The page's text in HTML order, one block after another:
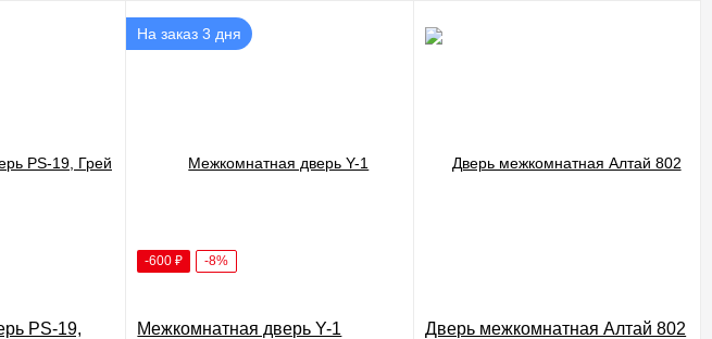
PS-19,
На заказ 3 дня
-600₽ -8%
Межкомнатная дверь Y-1
Дверь межкомнатная Алтай 802